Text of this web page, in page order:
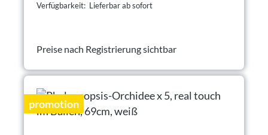
Verfügbarkeit: Lieferbar ab sofort
Preise nach Registrierung sichtbar
promotion